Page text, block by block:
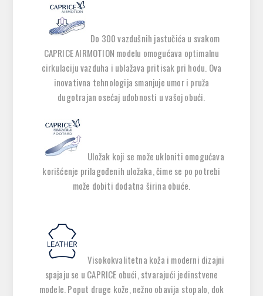
Do 300 vazdušnih jastučića u svakom
CAPRICE AIRMOTION modelu omogućava optimalnu
cirkulaciju vazduha i ublažava pritisak pri hodu. Ova
inovativna tehnologija smanjuje umor i pruža
dugotrajan osećaj udobnosti u vašoj obući.
Uložak koji se može ukloniti omogućava
korišćenje prilagođenih uložaka, čime se po potrebi
može dobiti dodatna širina obuće.
Visokokvalitetna koža i moderni dizajni
spajaju se u CAPRICE obući, stvarajući jedinstvene
modele. Poput druge kože, nežno obavija stopalo, dok